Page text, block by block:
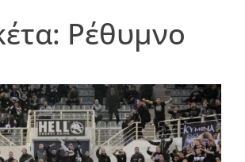
Ρέθυμνο